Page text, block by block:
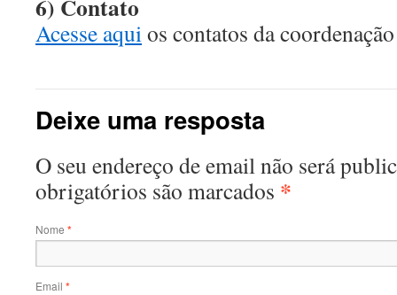
6) Contato
Acesse aquios contatos da
Deixe uma resposta
O seu endereço de email não será
obrigatórios são marcados *
Nome *
Email *